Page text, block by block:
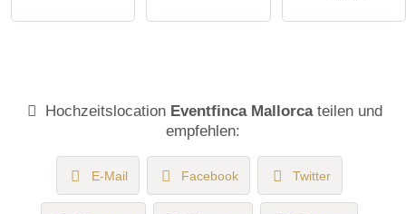
Hochzeitslocation Eventfinca Mallorcateilen und
empfehlen:
E-Mail Facebook Twitter